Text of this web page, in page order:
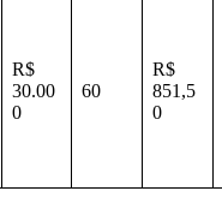
R$
30.00
0
60
R$
851,5
0